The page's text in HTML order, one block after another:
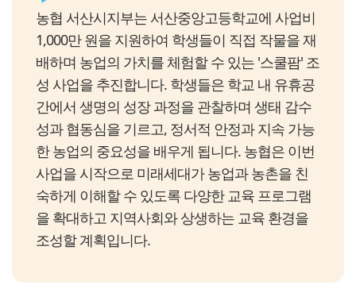
농협 서산시지부는 서산중앙고등학교에 사업비
1,000만 원을 지원하여 학생들이 직접 작물을 재
배하며 농업의 가치를 체험할 수 있는 '스쿨팜' 조
성 사업을 추진합니다. 학생들은 학교 내 유휴공
간에서 생명의 성장 과정을 관찰하며 생태 감수
성과 협동심을 기르고, 정서적 안정과 지속 가능
한 농업의 중요성을 배우게 됩니다. 농협은 이번
사업을 시작으로 미래세대가 농업과 농촌을 친
숙하게 이해할 수 있도록 다양한 교육 프로그램
을 확대하고 지역사회와 상생하는 교육 환경을
조성할 계획입니다.